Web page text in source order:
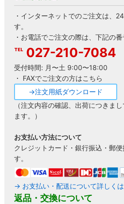
・インターネットでのご注文は、
す。
・お電話でご注文の際は、下記の番
027-210-7084
受付時間: 月〜土 9:00〜18:00
・ FAXでご注文の方はこちら
→注文用紙ダウンロード
（注文内容の確認、出荷につきま
ます。）
お支払い方法について
クレジットカード・銀行振込・郵
す。
→ お支払い・配送について詳しく
返品・交換について